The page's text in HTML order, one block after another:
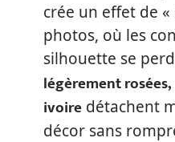
crée un effet de
photos, où les
silhouette se
légèrement
ivoire détachent
décor sans